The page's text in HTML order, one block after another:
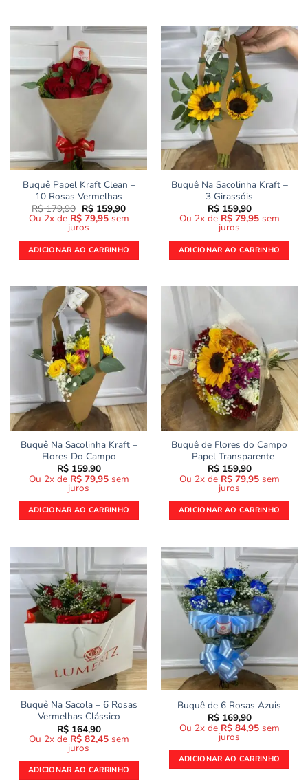
Buquê Papel Kraft Clean –
10 Rosas Vermelhas
R$179,90 O
preço
original
era:
R$ 179,90.
R$159,90O
preço
atual
R$ 159,90.
Ou 2x de R$79,95 sem
juros
ADICIONAR AO CARRINHO
Buquê Na Sacolinha Kraft –
3 Girassóis
R$159,90
Ou 2x de R$79,95 sem
juros
ADICIONAR AO CARRINHO
Buquê Na Sacolinha Kraft –
Flores Do Campo
R$159,90
Ou 2x de R$79,95 sem
juros
ADICIONAR AO CARRINHO
Buquê de Flores do Campo
– Papel Transparente
R$159,90
Ou 2x de R$79,95 sem
juros
ADICIONAR AO CARRINHO
Buquê Na Sacola – 6 Rosas
Vermelhas Clássico
R$164,90
Ou 2x de R$82,45 sem
juros
ADICIONAR AO CARRINHO
Buquê de 6 Rosas Azuis
R$169,90
Ou 2x de R$84,95 sem
juros
ADICIONAR AO CARRINHO